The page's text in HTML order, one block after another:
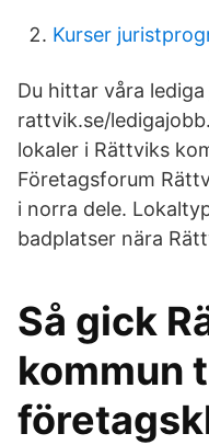
Kurser
Du hittar våra
rattvik.se/
lokaler i Rättviks
Företagsforum
i norra dele.
badplatser nära
Så gick
kommun